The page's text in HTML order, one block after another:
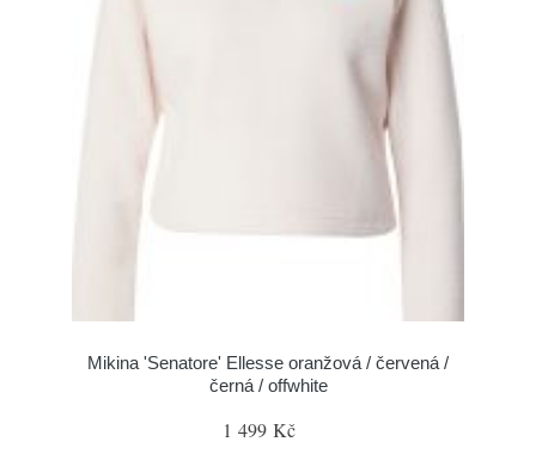
Mikina 'Senatore' Ellesse oranžová / červená /
černá / offwhite
1 499 Kč